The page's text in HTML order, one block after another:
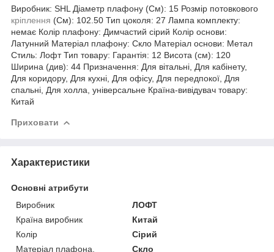
Виробник: SHL Діаметр плафону (См): 15 Розмір потовкового
кріплення (См): 102.50 Тип цоколя: 27 Лампа комплекту:
немає Колір плафону: Димчастий сірий Колір основи:
Латунний Матеріал плафону: Скло Матеріал основи: Метал
Стиль: Лофт Тип товару: Гарантія: 12 Висота (см): 120
Ширина (див): 44 Призначення: Для вітальні, Для кабінету,
Для коридору, Для кухні, Для офісу, Для передпокої, Для
спальні, Для холла, універсальне Країна-вивідувач товару:
Китай
Приховати
Характеристики
Основні атрибути
Виробник
ЛОФТ
Країна виробник
Китай
Колір
Сірий
Матеріал плафона,
Скло